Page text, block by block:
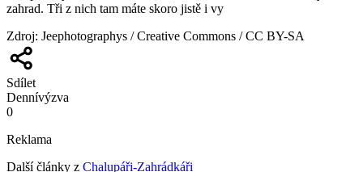
zahrad. Tři z nich tam máte skoro jistě i vy
Zdroj: Jeephotographys / Creative Commons / CC BY-SA
Sdílet
Dennívýzva
0
Reklama
Další články z Chalupáři-Zahrádkáři